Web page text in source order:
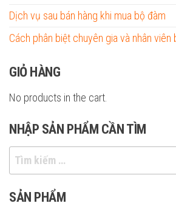
Dịch vụ sau bán hàng khi mua bộ đàm
Cách phân biệt chuyên gia và nhân viên
GIỎ HÀNG
No products in the cart.
NHẬP SẢN PHẨM CẦN TÌM
Tìm
kiếm
cho:
SẢN PHẨM